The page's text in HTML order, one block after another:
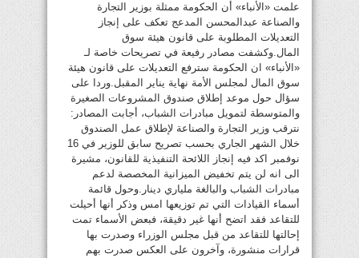
علمت «الأنباء» أن الحكومة ممثلة بوزير التجارة
والصناعة عبدالمحسن المدعج تعكف على إنجاز
التعديلات المطلوبة على قانون هيئة سوق
المال.وكشفت مصادر رفيعة في تصريحات خاصة لـ
«الأنباء» ان الحكومة سترفع التعديلات على قانون هيئة
سوق المال لمجلس الأمة نهاية يناير المقبل.وردا على
سؤال حول موعد إطلاق صندوق المشروعات الصغيرة
والمتوسطة لتمويل مبادرات الشباب، أجابت المصادر:
نترقب وزير التجارة والصناعة لإطلاق عمل الصندوق
خلال الشهر الجاري بحسب تصريح سابق للوزير في 16
نوفمبر اكد فيه إنجاز اللائحة التنفيذية للقانون، مشيرة
الى انه لن يتم تخفيض الميزانية المخصصة لدعم
مبادرات الشباب والبالغة ملياري دينار.وحول قائمة
أسماء القيادات التي تم توزيعها امس وذكر أنها أحيلت
للتقاعد فقد اتضح أنها غير دقيقة، فبعض الأسماء تمت
إحالتها للتقاعد من قبل مجلس الوزراء وصدرت بها
قرارات منشورة، وآخرون على العكس صدرت بهم